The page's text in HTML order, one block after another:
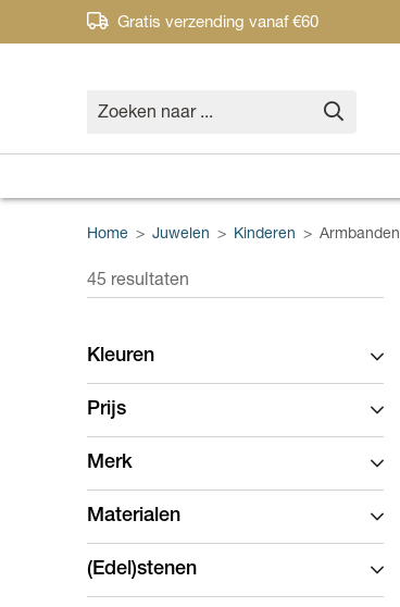
Gratis verzending vanaf €60
Home > Juwelen > Kinderen > Armbanden
45 resultaten
Kleuren
Prijs
Merk
Materialen
(Edel)stenen